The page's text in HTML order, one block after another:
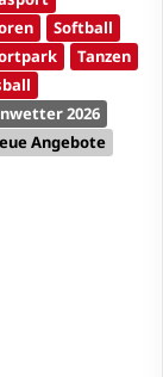
Softball
Tanzen
2026
Angebote